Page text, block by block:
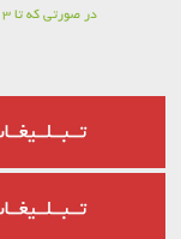
در صورتی که تا3